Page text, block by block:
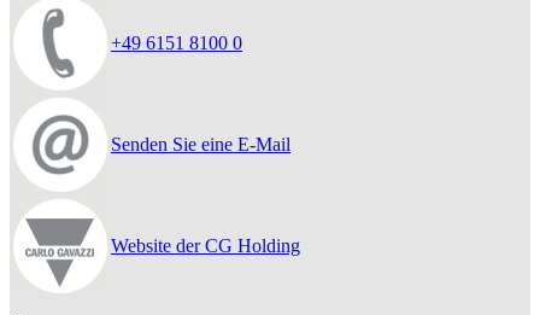
+49 6151 8100 0
Senden Sie eine E-Mail
Website der CG Holding